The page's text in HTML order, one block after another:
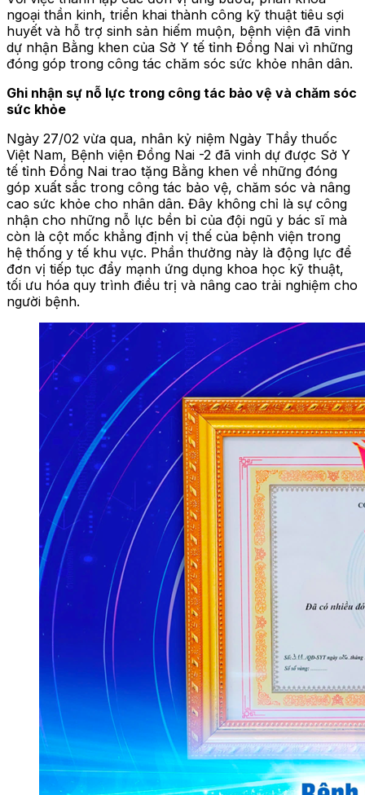
ngoại thần kinh, triển khai thành công kỹ thuật tiêu sợi
huyết và hỗ trợ sinh sản hiếm muộn, bệnh viện đã vinh
dự nhận Bằng khen của Sở Y tế tỉnh Đồng Nai vì những
đóng góp trong công tác chăm sóc sức khỏe nhân dân.
Ghi nhận sự nỗ lực trong công tác bảo vệ và chăm sóc
sức khỏe
Ngày 27/02 vừa qua, nhân kỷ niệm Ngày Thầy thuốc
Việt Nam, Bệnh viện Đồng Nai -2 đã vinh dự được Sở Y
tế tỉnh Đồng Nai trao tặng Bằng khen về những đóng
góp xuất sắc trong công tác bảo vệ, chăm sóc và nâng
cao sức khỏe cho nhân dân. Đây không chỉ là sự công
nhận cho những nỗ lực bền bỉ của đội ngũ y bác sĩ mà
còn là cột mốc khẳng định vị thế của bệnh viện trong
hệ thống y tế khu vực. Phần thưởng này là động lực để
đơn vị tiếp tục đẩy mạnh ứng dụng khoa học kỹ thuật,
tối ưu hóa quy trình điều trị và nâng cao trải nghiệm cho
người bệnh.